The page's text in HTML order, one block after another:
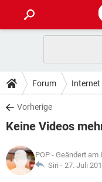
ANDROID
WINDOWS 10
WHATSAPP
FACEBOOK
TIPPS & TRICKS
SPIELE
WHATSAPP
FACEBOOK
DOWNLOADS
SPIELE
ANDROID
WINDOWS 10
SPIELE
ANDROID
LEXIKON
Forum Internet
Vorherige
Keine Videos
POP - Geändert am
Siri - 27. Juli